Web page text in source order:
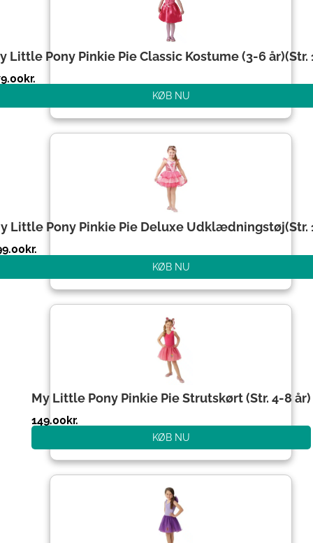
Little Pony Pinkie Pie Classic Kostume (3-6
kr.
KØB NU
Little Pony Pinkie Pie Deluxe Udklædningstøj(Str.
kr.
KØB NU
My Little Pony Pinkie Pie Strutskørt (Str. 4-8 år)
149.00kr.
KØB NU